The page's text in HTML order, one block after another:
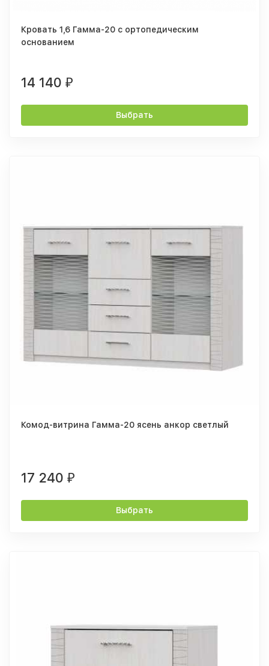
Кровать 1,6 Гамма-20 с ортопедическим
основанием
14 140 ₽
Выбрать
Комод-витрина Гамма-20 ясень анкор светлый
17 240 ₽
Выбрать